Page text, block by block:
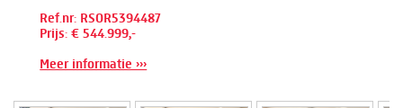
Ref.nr: RSOR5394487
Prijs: € 544.999,-
Meer informatie ›››